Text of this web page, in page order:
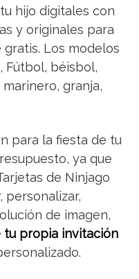
hijo digitales con
y originales para
Los modelos
Fútbol, béisbol,
granja,
para la fiesta de tu
ya que
de Ninjago
personalizar,
de imagen,
tu propia invitación